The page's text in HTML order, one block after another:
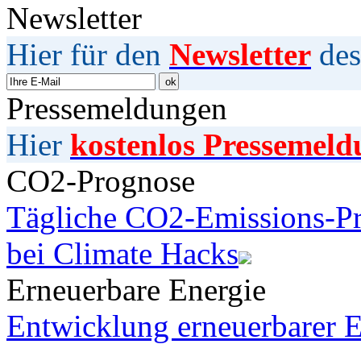
Newsletter
Hier für den Newsletter
Pressemeldungen
Hier kostenlos
CO2-Prognose
Tägliche CO2-Emissions-
bei Climate Hacks
Erneuerbare Energie
Entwicklung erneuerbarer